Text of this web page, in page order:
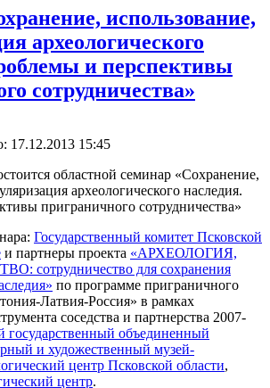
использование,
археологического
и перспективы
сотрудничества»
17.12.2013 15:45
областной семинар «Сохранение,
археологического наследия.
приграничного сотрудничества»
Государственный комитет Псковской
и партнеры проекта «АРХЕОЛОГИЯ,
сотрудничество для сохранения
по программе приграничного
Латвия-Россия» в рамках
соседства и партнерства 2007-
государственный объединенный
и художественный музей-
центр Псковской области,
центр.